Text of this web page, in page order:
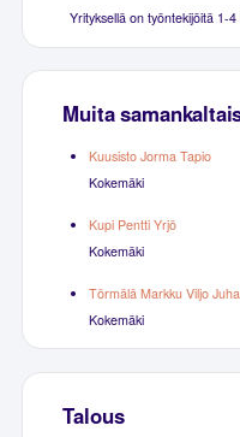
Yrityksellä on työntekijöitä 1-4
Muita
Kuusisto Jorma Tapio
Kokemäki
Kupi Pentti Yrjö
Kokemäki
Törmälä Markku Viljo
Kokemäki
Talous